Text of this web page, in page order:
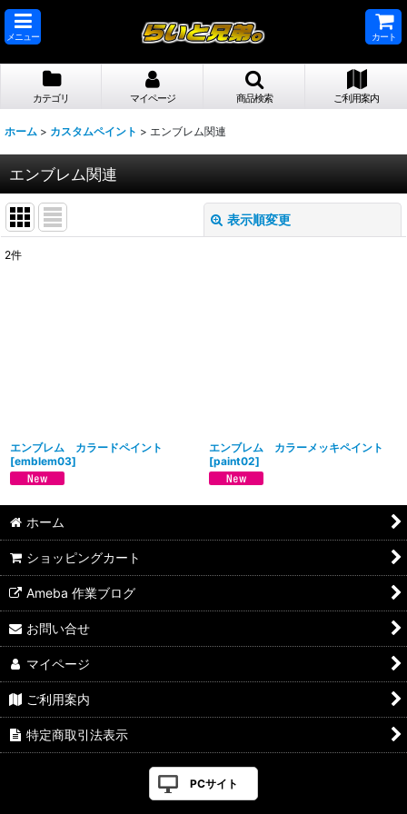
メニュー カート
カテゴリ マイページ 商品検索 ご利用案内
ホーム > カスタムペイント > エンブレム関連
エンブレム関連
表示順変更
2件
エンブレム カラードペイント
[emblem03]
エンブレム カラーメッキペイント
[paint02]
ホーム
ショッピングカート
Ameba 作業ブログ
お問い合せ
マイページ
ご利用案内
特定商取引法表示
PCサイト